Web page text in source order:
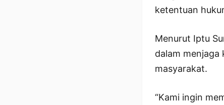
ketentuan
Menurut Iptu
dalam menjaga
masyarakat.
“Kami ingin